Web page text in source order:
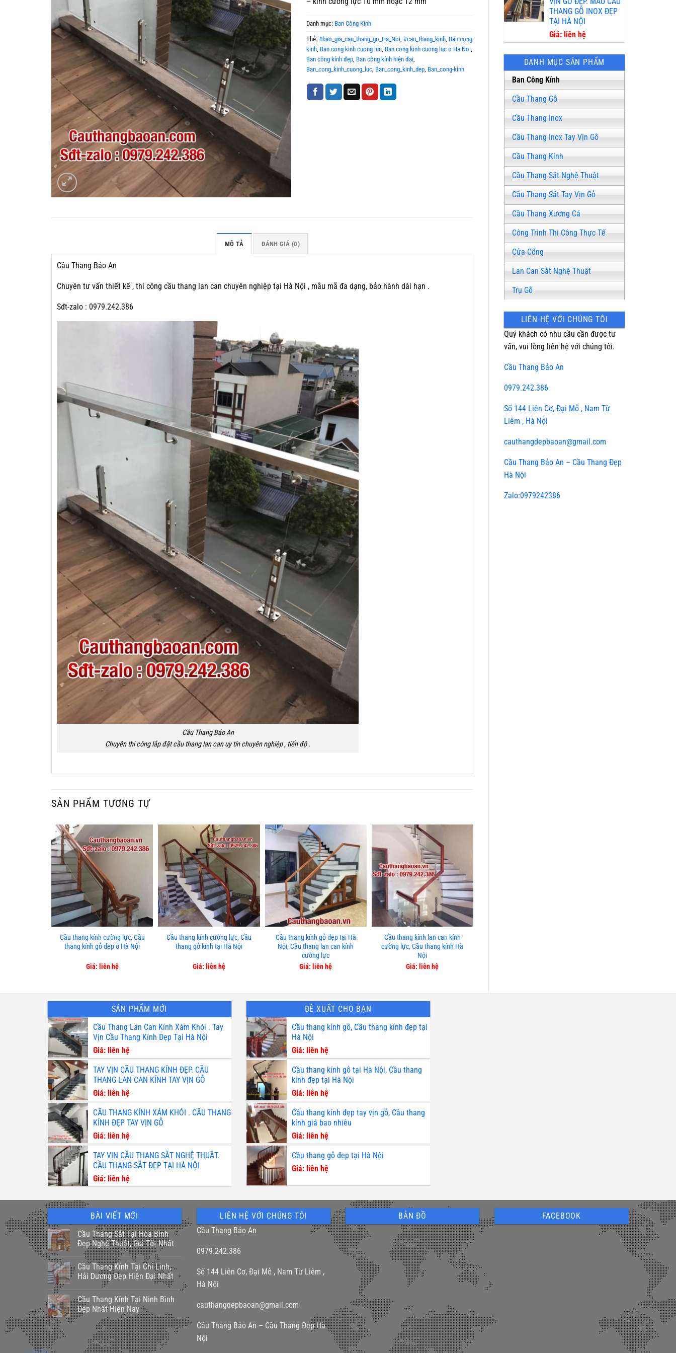
THANG GỖ INOX ĐẸP
TẠI HÀ NỘI
Giá: liên hệ
DANH MỤC SẢN PHẨM
Ban Công Kính
Cầu Thang Gỗ
Cầu Thang Inox
Cầu Thang Inox Tay Vịn Gỗ
Cầu Thang Kính
Cầu Thang Sắt Nghệ Thuật
Cầu Thang Sắt Tay Vịn Gỗ
Cầu Thang Xương Cá
Công Trình Thi Công Thực Tế
Cửa Cổng
Lan Can Sắt Nghệ Thuật
Trụ Gỗ
LIÊN HỆ VỚI CHÚNG TÔI
Quý khách có nhu cầu cần được tư
vấn, vui lòng liên hệ với chúng tôi.
Cầu Thang Bảo An
0979.242.386
Số 144 Liên Cơ, Đại Mỗ , Nam Từ
Liêm , Hà Nội
cauthangdepbaoan@gmail.com
Cầu Thang Bảo An – Cầu Thang Đẹp
Hà Nội
Zalo:0979242386
Danh mục: Ban Công Kính
Thẻ: #bao_gia_cau_thang_go_Ha_Noi, #cau_thang_kinh, Ban cong
kinh, Ban cong kinh cuong luc, Ban cong kinh cuong luc o Ha Noi,
Ban công kính đẹp, Ban công kính hiện đại,
Ban_cong_kinh_cuong_luc, Ban_cong_kinh_dep, Ban_cong-kinh
MÔ TẢ ĐÁNH GIÁ (0)
Cầu Thang Bảo An
Chuyên tư vấn thiết kế , thi công cầu thang lan can chuyên nghiệp tại Hà Nội , mẫu mã đa dạng, bảo hành dài hạn .
Sđt-zalo : 0979.242.386
Cầu Thang Bảo An
Chuyên thi công lắp đặt cầu thang lan can uy tín chuyên nghiệp , tiến độ .
SẢN PHẨM TƯƠNG TỰ
Cầu thang kính cường lực, Cầu
thang kính gỗ đẹp ở Hà Nội
Giá: liên hệ
Cầu thang kính cường lực, Cầu
thang gỗ kính tại Hà Nội
Giá: liên hệ
Cầu thang kính gỗ đẹp tại Hà
Nội, Cầu thang lan can kính
cường lực
Giá: liên hệ
Cầu thang kính lan can kính
cường lực, Cầu thang kính Hà
Nội
Giá: liên hệ
SẢN PHẨM MỚI
Cầu Thang Lan Can Kính Xám Khói . Tay
Vịn Cầu Thang Kính Đẹp Tại Hà Nội
Giá: liên hệ
TAY VỊN CẦU THANG KÍNH ĐẸP. CẦU
THANG LAN CAN KÍNH TAY VỊN GỖ
Giá: liên hệ
CẦU THANG KÍNH XÁM KHÓI . CẦU THANG
KÍNH ĐẸP TAY VỊN GỖ
Giá: liên hệ
TAY VỊN CẦU THANG SẮT NGHỆ THUẬT.
CẦU THANG SẮT ĐẸP TẠI HÀ NỘI
Giá: liên hệ
ĐỀ XUẤT CHO BẠN
Cầu thang kính gỗ, Cầu thang kính đẹp tại
Hà Nội
Giá: liên hệ
Cầu thang kính gỗ tại Hà Nội, Cầu thang
kính đẹp tại Hà Nội
Giá: liên hệ
Cầu thang kính đẹp tay vịn gỗ, Cầu thang
kính giá bao nhiêu
Giá: liên hệ
Cầu thang gỗ đẹp tại Hà Nội
Giá: liên hệ
BÀI VIẾT MỚI
Cầu Thang Sắt Tại Hòa Bình
Đẹp Nghệ Thuật, Giá Tốt Nhất
Cầu Thang Kính Tại Chí Linh,
Hải Dương Đẹp Hiện Đại Nhất
Cầu Thang Kính Tại Ninh Bình
Đẹp Nhất Hiện Nay
LIÊN HỆ VỚI CHÚNG TÔI
Cầu Thang Bảo An
0979.242.386
Số 144 Liên Cơ, Đại Mỗ , Nam Từ Liêm ,
Hà Nội
cauthangdepbaoan@gmail.com
Cầu Thang Bảo An – Cầu Thang Đẹp Hà
Nội
BẢN ĐỒ FACEBOOK